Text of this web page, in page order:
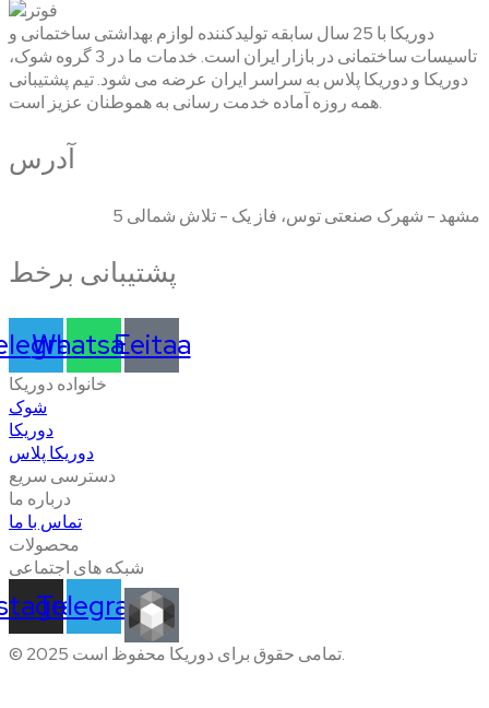
دوریکا با 25 سال سابقه تولیدکننده لوازم بهداشتی ساختمانی و
تاسیسات ساختمانی در بازار ایران است. خدمات ما در 3 گروه شوک،
دوریکا و دوریکا پلاس به سراسر ایران عرضه می شود. تیم پشتیبانی
همه روزه آماده خدمت رسانی به هموطنان عزیز است.
آدرس
مشهد - شهرک صنعتی توس، فاز یک - تلاش شمالی 5
پشتیبانی برخط
Whatsapp
Eeitaa
خانواده دوریکا
شوک
دوریکا
دوریکا پلاس
دسترسی سریع
درباره ما
تماس با ما
محصولات
شبکه های اجتماعی
Telegram
© 2025 تمامی حقوق برای دوریکا محفوظ است.